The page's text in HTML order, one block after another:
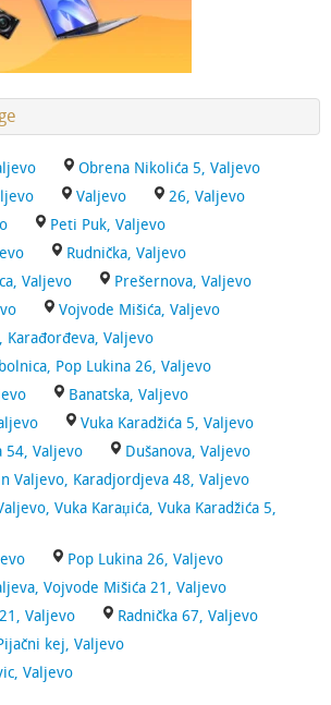
Obrena Nikolića 5, Valjevo
Valjevo
26, Valjevo
Peti Puk, Valjevo
Rudnička, Valjevo
Valjevo
Prešernova, Valjevo
Vojvode Mišića, Valjevo
Karađorđeva, Valjevo
Pop Lukina 26, Valjevo
Banatska, Valjevo
Vuka Karadžića 5, Valjevo
54, Valjevo
Dušanova, Valjevo
Valjevo, Karadjordjeva 48, Valjevo
Vuka Karaџića, Vuka Karadžića 5,
Pop Lukina 26, Valjevo
Vojvode Mišića 21, Valjevo
Valjevo
Radnička 67, Valjevo
kej, Valjevo
Valjevo